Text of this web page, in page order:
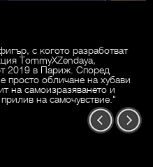
с когото разработват
TommyXZendaya,
2019 в Париж. Според
просто обличане на хубави
на самоизразяването и
на самочувствие."